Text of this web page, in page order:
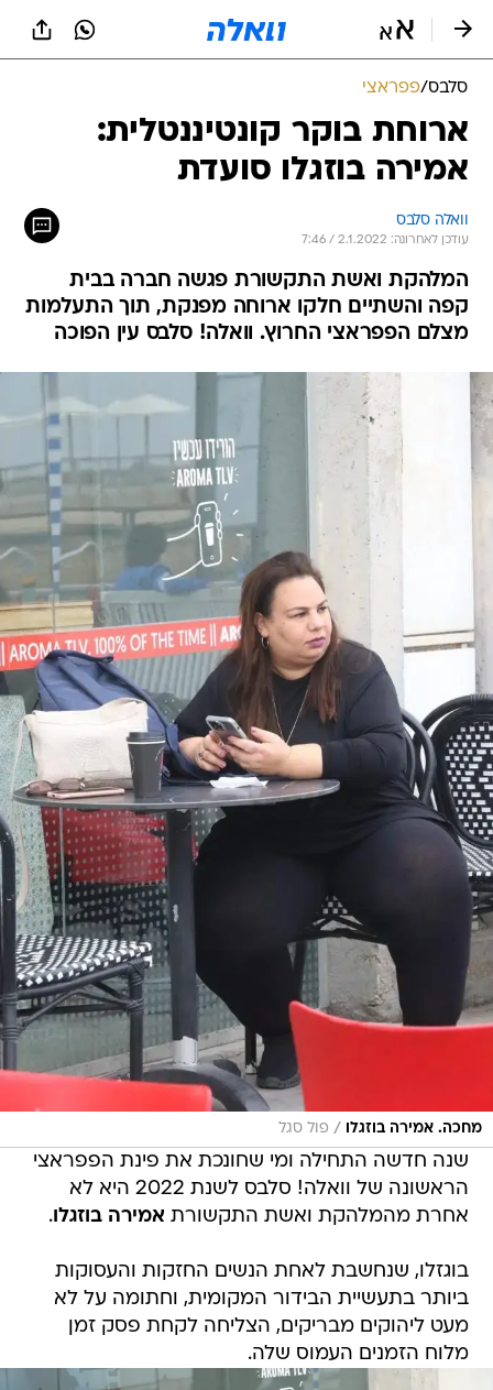
סלבס/פפראצי
ארוחת בוקר קונטיננטלית:
אמירה בוזגלו סועדת
וואלה סלבס
עודכן לאחרונה: 2.1.2022 / 7:46
המלהקת ואשת התקשורת פגשה חברה בבית
קפה והשתיים חלקו ארוחה מפנקת, תוך התעלמות
מצלם הפפראצי החרוץ. וואלה! סלבס עין הפוכה
מחכה. אמירה בוזגלו / פול סגל
שנה חדשה התחילה ומי שחונכת את פינת הפפראצי
הראשונה של וואלה! סלבס לשנת 2022 היא לא
אחרת מהמלהקת ואשת התקשורת אמירה בוזגלו.
בוגזלו, שנחשבת לאחת הנשים החזקות והעסוקות
ביותר בתעשיית הבידור המקומית, וחתומה על לא
מעט ליהוקים מבריקים, הצליחה לקחת פסק זמן
מלוח הזמנים העמוס שלה.